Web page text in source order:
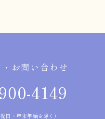
お問い合わせ
4149
日・年末年始を除く）